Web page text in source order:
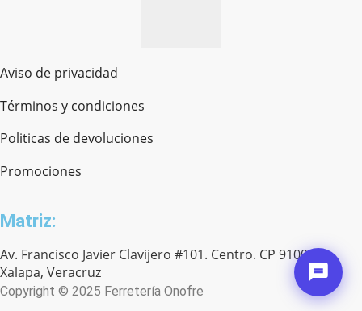
Aviso de privacidad
Términos y condiciones
Politicas de devoluciones
Promociones
Matriz:
Av. Francisco Javier Clavijero #101. Centro. CP 91000.
Xalapa, Veracruz
Copyright © 2025 Ferretería Onofre